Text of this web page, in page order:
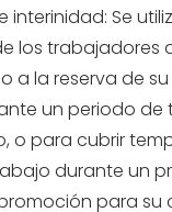
interinidad: Se
los trabajadores
a la reserva de
un periodo de
o para cubrir
durante un
para su